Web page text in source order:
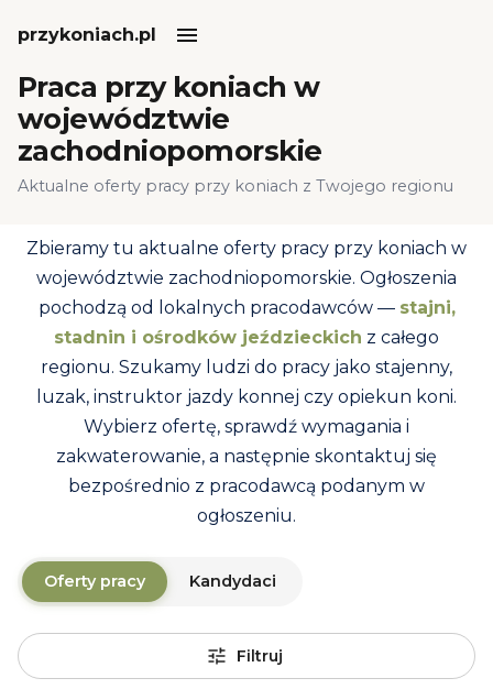
przykoniach.pl
Praca przy koniach w
województwie
zachodniopomorskie
Aktualne oferty pracy przy koniach z Twojego regionu
Zbieramy tu aktualne oferty pracy przy koniach w
województwie zachodniopomorskie. Ogłoszenia
pochodzą od lokalnych pracodawców — stajni,
stadnin i ośrodków jeździeckich z całego
regionu. Szukamy ludzi do pracy jako stajenny,
luzak, instruktor jazdy konnej czy opiekun koni.
Wybierz ofertę, sprawdź wymagania i
zakwaterowanie, a następnie skontaktuj się
bezpośrednio z pracodawcą podanym w
ogłoszeniu.
Oferty pracy Kandydaci
Filtruj